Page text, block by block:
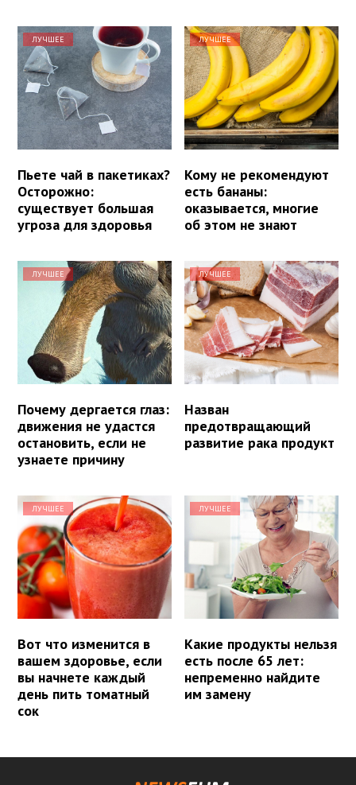
ЛУЧШЕЕ
Пьете чай в пакетиках?
Осторожно:
существует большая
угроза для здоровья
ЛУЧШЕЕ
Кому не рекомендуют
есть бананы:
оказывается, многие
об этом не знают
ЛУЧШЕЕ
Почему дергается глаз:
движения не удастся
остановить, если не
узнаете причину
ЛУЧШЕЕ
Назван
предотвращающий
развитие рака продукт
ЛУЧШЕЕ
Вот что изменится в
вашем здоровье, если
вы начнете каждый
день пить томатный
сок
ЛУЧШЕЕ
Какие продукты нельзя
есть после 65 лет:
непременно найдите
им замену